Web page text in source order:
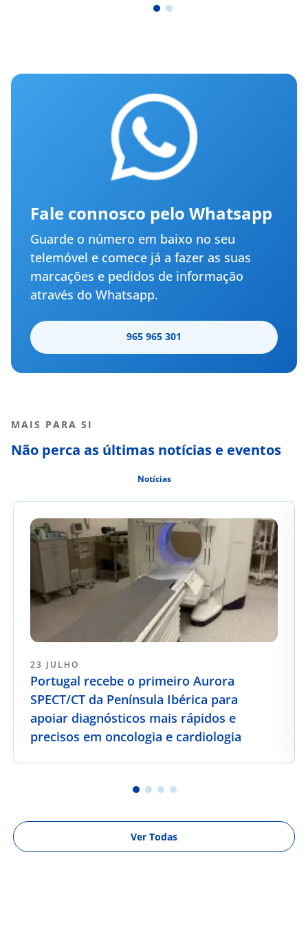
Fale connosco pelo Whatsapp
Guarde o número em baixo no seu
telemóvel e comece já a fazer as suas
marcações e pedidos de informação
através do Whatsapp.
965 965 301
MAIS PARA SI
Não perca as últimas notícias e eventos
Notícias
23 JULHO
Portugal recebe o primeiro Aurora
SPECT/CT da Península Ibérica para
apoiar diagnósticos mais rápidos e
precisos em oncologia e cardiologia
Ver Todas